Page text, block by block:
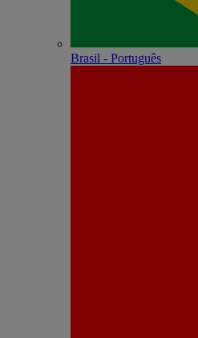
Brasil - Português